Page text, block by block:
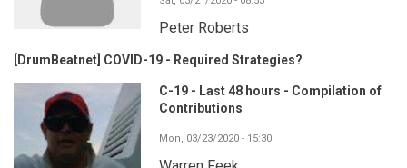
Peter Roberts
[DrumBeatnet] COVID-19 - Required Strategies?
C-19 - Last 48 hours - Compilation of
Contributions
Mon, 03/23/2020 - 15:30